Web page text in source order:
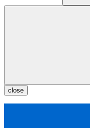
close